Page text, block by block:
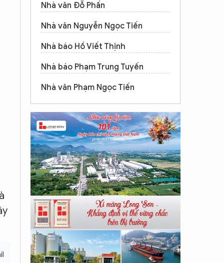
Nhà văn Đỗ Phấn
Nhà văn Nguyễn Ngọc Tiến
Nhà báo Hồ Viết Thịnh
Nhà báo Phạm Trung Tuyến
Nhà văn Phạm Ngọc Tiến